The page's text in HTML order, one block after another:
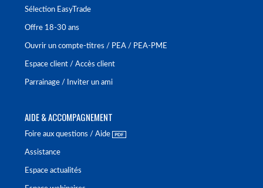
Sélection EasyTrade
Offre 18-30 ans
Ouvrir un compte-titres / PEA / PEA-PME
Espace client / Accès client
Parrainage / Inviter un ami
AIDE & ACCOMPAGNEMENT
Foire aux questions / Aide
Assistance
Espace actualités